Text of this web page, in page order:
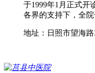
于1999年1月正式开
各界的支持下，全
地址：日照市望海路